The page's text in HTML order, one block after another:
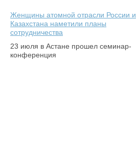
Женщины атомной отрасли России и
Казахстана наметили планы
сотрудничества
23 июля в Астане прошел семинар-
конференция